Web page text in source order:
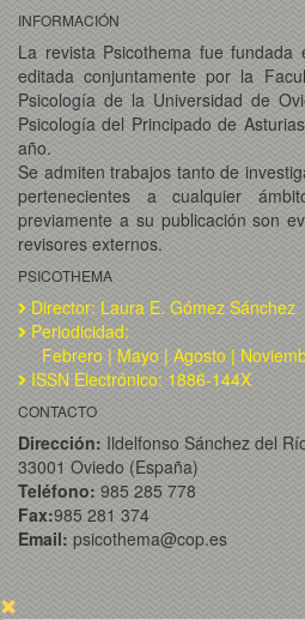
INFORMACIÓN
La revista Psicothema fue
editada conjuntamente por la
Psicología de la Universidad de
Psicología del Principado de
año.
Se admiten trabajos tanto de
pertenecientes a cualquier
previamente a su publicación son
revisores externos.
PSICOTHEMA
Director: Laura E. Gómez Sánchez
Periodicidad:
Febrero | Mayo | Agosto |
ISSN Electrónico: 1886-144X
CONTACTO
Dirección: Ildelfonso Sánchez del
33001 Oviedo (España)
Teléfono: 985 285 778
Fax:985 281 374
Email: psicothema@cop.es